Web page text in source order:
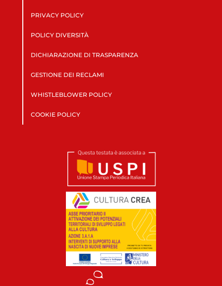
PRIVACY POLICY
POLICY DIVERSITÀ
DICHIARAZIONE DI TRASPARENZA
GESTIONE DEI RECLAMI
WHISTLEBLOWER POLICY
COOKIE POLICY